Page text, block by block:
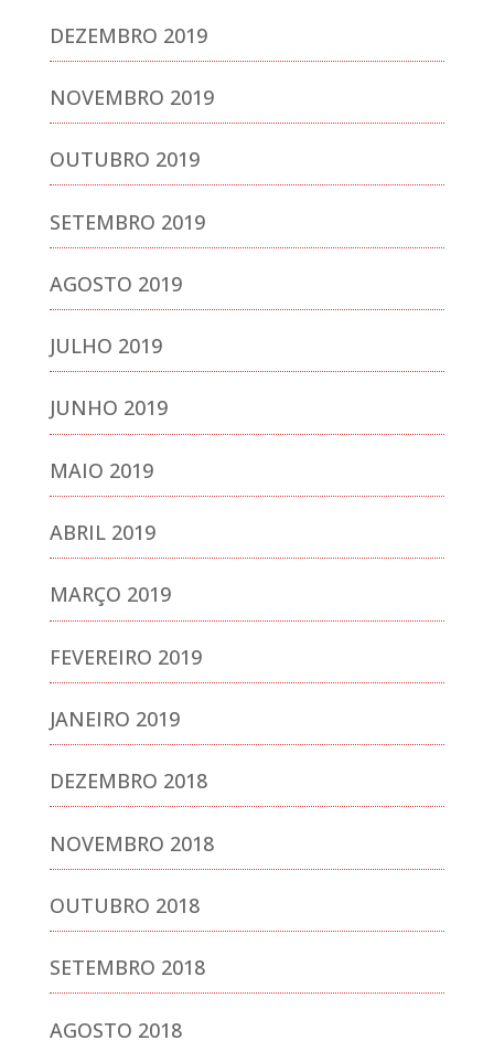
DEZEMBRO 2019
NOVEMBRO 2019
OUTUBRO 2019
SETEMBRO 2019
AGOSTO 2019
JULHO 2019
JUNHO 2019
MAIO 2019
ABRIL 2019
MARÇO 2019
FEVEREIRO 2019
JANEIRO 2019
DEZEMBRO 2018
NOVEMBRO 2018
OUTUBRO 2018
SETEMBRO 2018
AGOSTO 2018